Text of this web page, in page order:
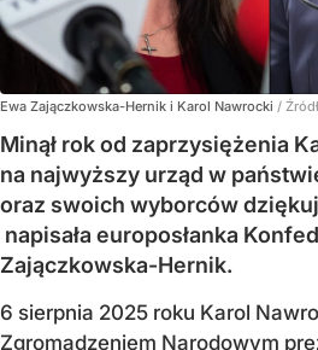
Ewa Zajączkowska-Hernik i Karol Nawrocki /
Minął rok od zaprzysiężenia
na najwyższy urząd w
oraz swoich wyborców
napisała europosłanka
Zajączkowska-Hernik.
6 sierpnia 2025 roku Karol
Zgromadzeniem Narodowym